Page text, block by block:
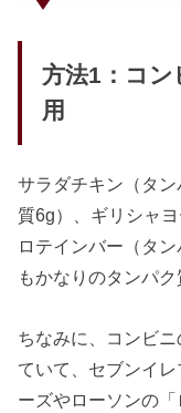
方法1：コ
用
サラダチキン（タ
質6g）、ギリシャ
ロテインバー（タ
もかなりのタンパク
ちなみに、コンビ
ていて、セブンイ
ーズやローソンの